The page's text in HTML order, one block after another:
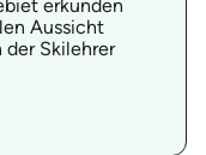
erkunden
Aussicht
Skilehrer